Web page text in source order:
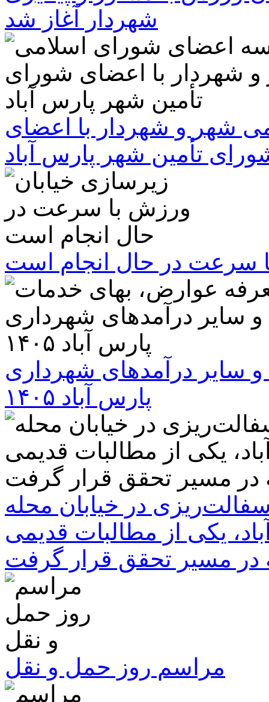
شهردار آغاز شد
شهر و شهردار با اعضای
تأمین شهر پارس آباد
سرعت در حال انجام است
سایر درآمدهای شهرداری
پارس آباد ۱۴۰۵
در خیابان محله
یکی از مطالبات قدیمی
در مسیر تحقق قرار گرفت
مراسم روز حمل و نقل